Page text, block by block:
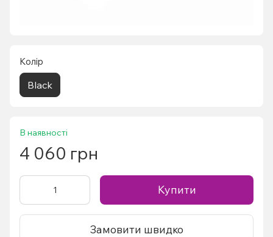
Колір
Black
В наявності
4 060 грн
Купити
Замовити швидко